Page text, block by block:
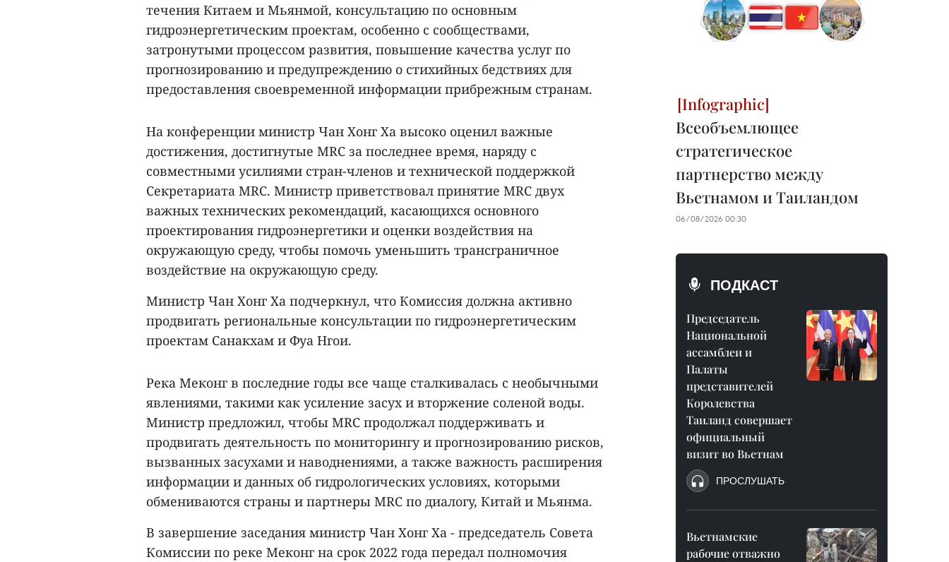
течения Китаем и Мьянмой, консультацию по основным
гидроэнергетическим проектам, особенно с сообществами,
затронутыми процессом развития, повышение качества услуг по
прогнозированию и предупреждению о стихийных бедствиях для
предоставления своевременной информации прибрежным странам.
На конференции министр Чан Хонг Ха высоко оценил важные
достижения, достигнутые MRC за последнее время, наряду с
совместными усилиями стран-членов и технической поддержкой
Секретариата MRC. Министр приветствовал принятие MRC двух
важных технических рекомендаций, касающихся основного
проектирования гидроэнергетики и оценки воздействия на
окружающую среду, чтобы помочь уменьшить трансграничное
воздействие на окружающую среду.
Министр Чан Хонг Ха подчеркнул, что Комиссия должна активно
продвигать региональные консультации по гидроэнергетическим
проектам Санакхам и Фуа Нгои.
Река Меконг в последние годы все чаще сталкивалась с необычными
явлениями, такими как усиление засух и вторжение соленой воды.
Министр предложил, чтобы MRC продолжал поддерживать и
продвигать деятельность по мониторингу и прогнозированию рисков,
вызванных засухами и наводнениями, а также важность расширения
информации и данных об гидрологических условиях, которыми
обмениваются страны и партнеры MRC по диалогу, Китай и Мьянма.
В завершение заседания министр Чан Хонг Ха - председатель Совета
Комиссии по реке Меконг на срок 2022 года передал полномочия
Всеобъемлющее
стратегическое
партнерство между
Вьетнамом и Таиландом
06/08/2026 00:30
ПОДКАСТ
Председатель
Национальной
ассамблеи и
Палаты
представителей
Королевства
Таиланд совершает
официальный
визит во Вьетнам
ПРОСЛУШАТЬ
Вьетнамские
рабочие отважно